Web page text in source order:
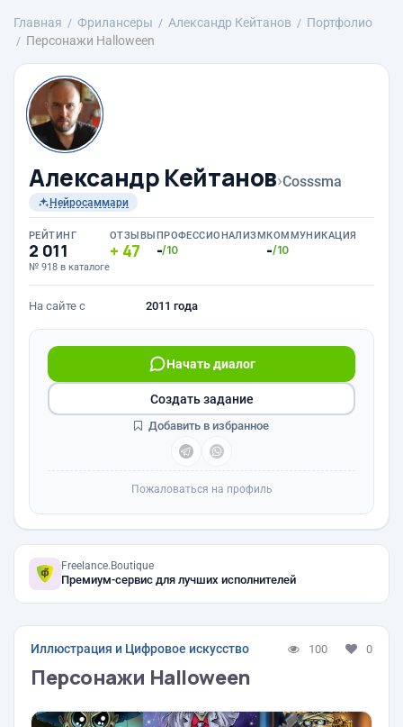
Главная Фрилансеры Александр Кейтанов
Портфолио
Персонажи Halloween
Александр Кейтанов›Cosssma
Нейросаммари
РЕЙТИНГ
2 011
№ 918 в каталоге
ОТЗЫВЫ
47
ПРОФЕССИОНАЛИЗМ
-/10
КОММУНИКАЦИЯ
-/10
На сайте с 2011 года
Начать диалог
Создать задание
Добавить в избранное
Пожаловаться на профиль
Freelance.Boutique
Премиум-сервис для лучших исполнителей
Иллюстрация и Цифровое искусство 100 0
Персонажи Halloween